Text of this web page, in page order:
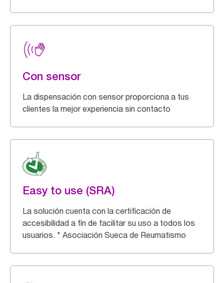
Con sensor
La dispensación con sensor proporciona a tus
clientes la mejor experiencia sin contacto
Easy to use (SRA)
La solución cuenta con la certificación de
accesibilidad a fin de facilitar su uso a todos los
usuarios. * Asociación Sueca de Reumatismo